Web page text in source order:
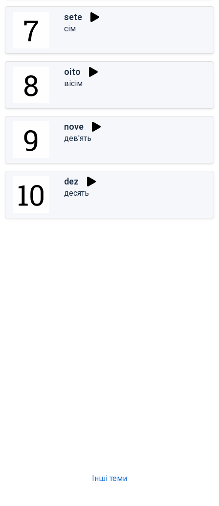
sete
сім
oito
вісім
nove
дев'ять
dez
десять
Інші теми